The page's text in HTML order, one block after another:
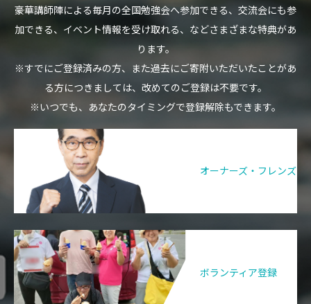
豪華講師陣による毎月の全国勉強会へ参加できる、交流会にも参
加できる、イベント情報を受け取れる、などさまざまな特典があ
ります。
※すでにご登録済みの方、また過去にご寄附いただいたことがあ
る方につきましては、改めてのご登録は不要です。
※いつでも、あなたのタイミングで登録解除もできます。
オーナーズ・フレンズ
ボランティア登録